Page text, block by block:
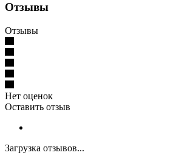
Отзывы
Отзывы
Нет оценок
Оставить отзыв
Загрузка отзывов...